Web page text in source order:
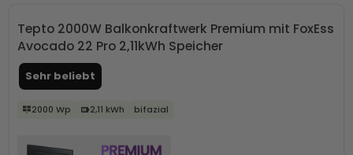
Sehr beliebt
Tepto 2000W Balkonkraftwerk Premium mit FoxEss
Avocado 22 Pro 2,11kWh Speicher
2000 Wp 2,11 kWh bifazial